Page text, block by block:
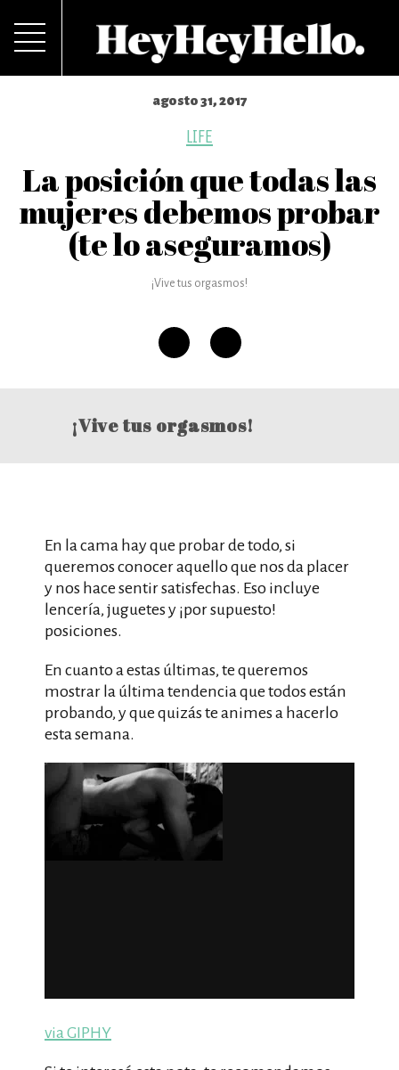
agosto 31, 2017
LIFE
La posición que todas las
mujeres debemos probar
(te lo aseguramos)
¡Vive tus orgasmos!
¡Vive tus orgasmos!
En la cama hay que probar de todo, si
queremos conocer aquello que nos da placer
y nos hace sentir satisfechas. Eso incluye
lencería, juguetes y ¡por supuesto!
posiciones.
En cuanto a estas últimas, te queremos
mostrar la última tendencia que todos están
probando, y que quizás te animes a hacerlo
esta semana.
via GIPHY